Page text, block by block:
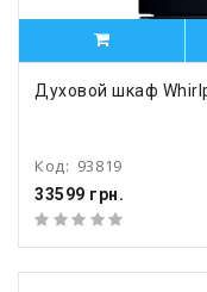
Духовой шкаф
Код: 93819
33599 грн.